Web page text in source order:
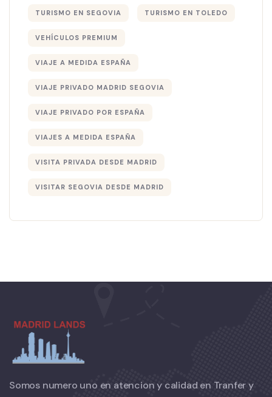
TURISMO EN SEGOVIA TURISMO EN TOLEDO
VEHÍCULOS PREMIUM
VIAJE A MEDIDA ESPAÑA
VIAJE PRIVADO MADRID SEGOVIA
VIAJE PRIVADO POR ESPAÑA
VIAJES A MEDIDA ESPAÑA
VISITA PRIVADA DESDE MADRID
VISITAR SEGOVIA DESDE MADRID
Somos numero uno en atencion y calidad en Tranfer y